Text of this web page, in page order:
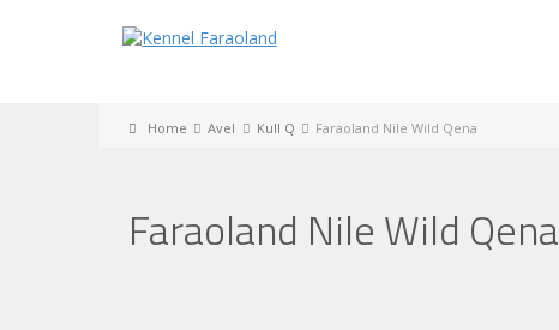
Home Avel Kull Q Faraoland Nile Wild Qena
Faraoland Nile Wild Qena